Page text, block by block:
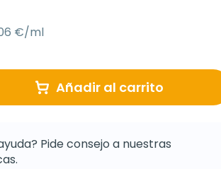
€/ml
Añadir al carrito
Pide consejo a nuestras